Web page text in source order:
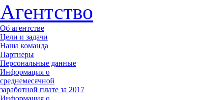
Агентство
Об агентстве
Цели и задачи
Наша команда
Партнеры
Персональные данные
Информация о
среднемесячной
заработной плате за 2017
Информация о